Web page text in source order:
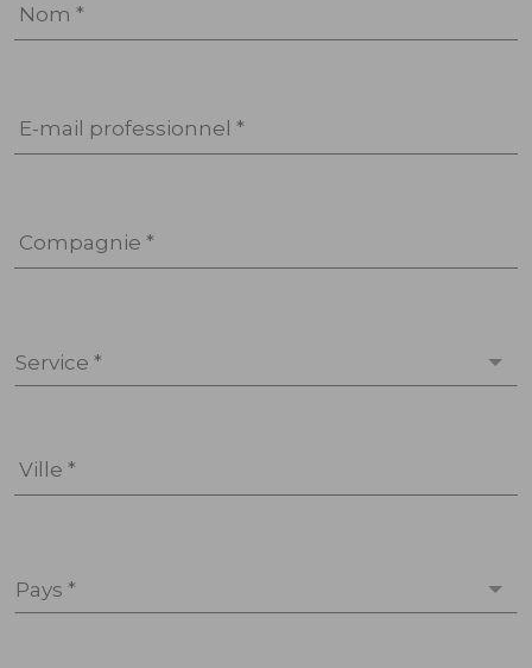
Nom *
E-mail professionnel *
Compagnie *
Service *
Ville *
Pays *